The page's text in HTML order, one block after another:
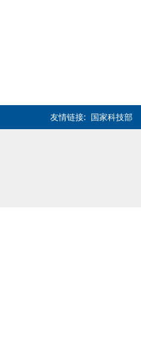
友情链接: 国家科技部